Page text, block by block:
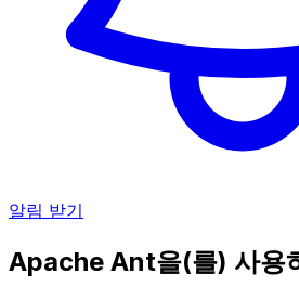
알림 받기
Apache Ant을(를) 사용